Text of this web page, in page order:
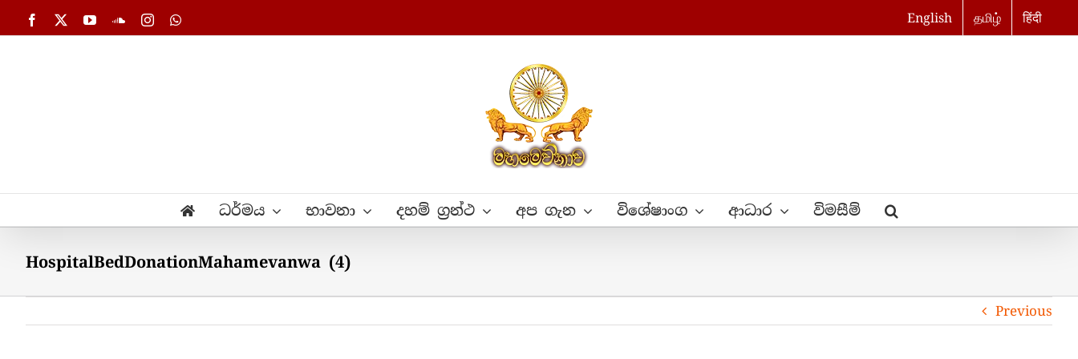
to
Facebook YouTubeSoundCloud
InstagramWhatsApp English தமிழ் हिंदी
ධර්මය භාවනා දහම් ග්‍රන්ථ අප ගැන විශේෂාංග ආධාර විමසීම්
HospitalBedDonationMahamevanwa (4)
Previous